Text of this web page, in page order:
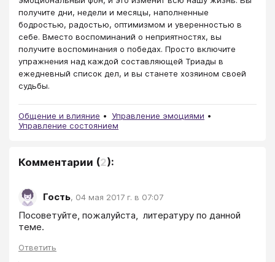
получите дни, недели и месяцы, наполненные
бодростью, радостью, оптимизмом и уверенностью в
себе. Вместо воспоминаний о неприятностях, вы
получите воспоминания о победах. Просто включите
упражнения над каждой составляющей Триады в
ежедневный список дел, и вы станете хозяином своей
судьбы.
Общение и влияние
Управление эмоциями
Управление состоянием
Комментарии (2):
Гость, 04 мая 2017 г. в 07:07
Посоветуйте, пожалуйста,  литературу по данной
теме.
Ответить